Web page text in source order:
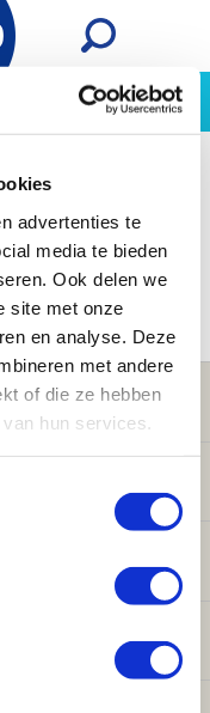
advertenties te
media te bieden
Ook delen we
site met onze
en analyse. Deze
met andere
of die ze hebben
hun services.
Bekijk
Kennis